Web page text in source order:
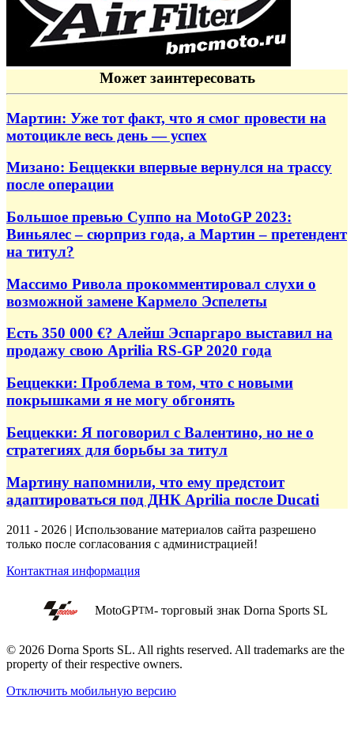
Может заинтересовать
Мартин: Уже тот факт, что я смог провести на
мотоцикле весь день — успех
Мизано: Беццекки впервые вернулся на трассу
после операции
Большое превью Суппо на MotoGP 2023:
Виньялес – сюрприз года, а Мартин – претендент
на титул?
Массимо Ривола прокомментировал слухи о
возможной замене Кармело Эспелеты
Есть 350 000 €? Алейш Эспаргаро выставил на
продажу свою Aprilia RS-GP 2020 года
Беццекки: Проблема в том, что с новыми
покрышками я не могу обгонять
Беццекки: Я поговорил с Валентино, но не о
стратегиях для борьбы за титул
Мартину напомнили, что ему предстоит
адаптироваться под ДНК Aprilia после Ducati
2011 - 2026 | Использование материалов сайта разрешено
только после согласования с администрацией!
Контактная информация
MotoGPTM- торговый знак Dorna Sports SL
© 2026 Dorna Sports SL. All rights reserved. All trademarks are the
property of their respective owners.
Отключить мобильную версию